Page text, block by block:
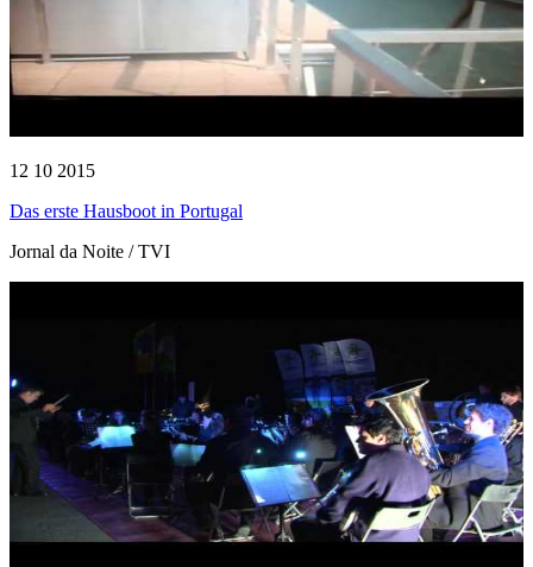
12 10 2015
Das erste Hausboot in Portugal
Jornal da Noite / TVI